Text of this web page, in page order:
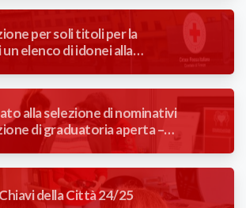
per soli titoli per la
elenco di idonei alla
alla selezione di nominativi
di graduatoria aperta –
poliambulatorio
della Città 24/25